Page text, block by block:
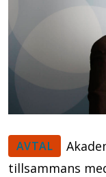
AVTAL
tillsammans